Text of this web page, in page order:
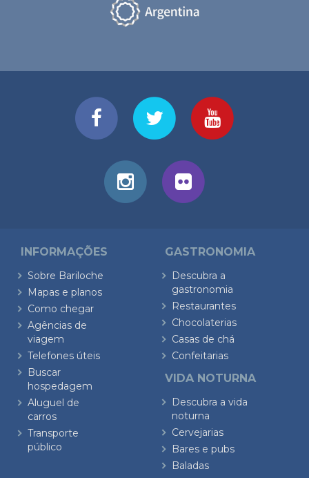
INFORMAÇÕES
Sobre Bariloche
Mapas e planos
Como chegar
Agências de
viagem
Telefones úteis
Buscar
hospedagem
Aluguel de
carros
Transporte
público
GASTRONOMIA
Descubra a
gastronomia
Restaurantes
Chocolaterias
Casas de chá
Confeitarias
VIDA NOTURNA
Descubra a vida
noturna
Cervejarias
Bares e pubs
Baladas